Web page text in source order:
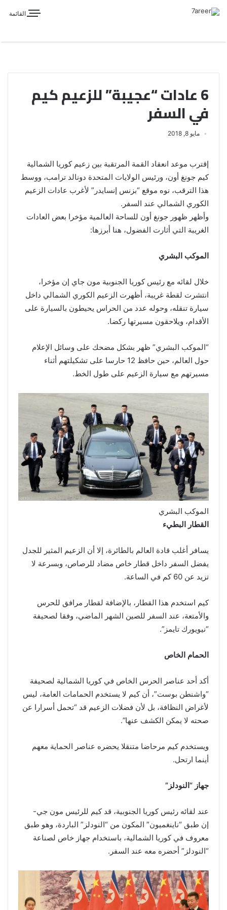
القائمة
6 عادات “عجيبة” للزعيم كيم
في السفر
مايو 8, 2018
إقترب موعد انعقاد القمة المرتقبة بين زعيم كوريا الشمالية
كيم جونغ أون، ورئيس الولايات المتحدة دونالد ترامب، ووسط
هذا الترقب، نوه موقع “بزنس إنسايدر” لأغرب عادات الزعيم
الكوري الشمالي عند السفر.
وأظهر ظهور جونغ أون للساحة العالمية مؤخرا بعض العادات
الغريبة التي أثارت الفضول، هنا أبرزها:
الموكب البشري
خلال لقائه مع رئيس كوريا الجنوبية مون جاي إن مؤخرا،
انتشرت لقطة غريبة، أظهرت الزعيم الكوري الشمالي داخل
سيارة تنقله، وحوله عدد من الحراس يحيطون بالسيارة على
الأقدام، ويلاحقون مسيرتها ركضا.
“الموكب البشري” ظهر بشكل مضحك على وسائل الإعلام
حول العالم، حين حافظ 12 حارسا على تشكيلتهم أثناء
مسيرتهم مع سيارة الزعيم على طول الخط.
الموكب البشري
القطار البطيء
يسافر أغلب قادة العالم بالطائرة، إلا أن الزعيم المثير للجدل
يفضل السفر داخل قطار خاص مضاد للرصاص، وبسرعة لا
تزيد عن 60 كم في الساعة.
كيم استخدم هذا القطار، بالإضافة لقطار مرافق للحرس
والأمتعة، عند السفر للصين الشهر الماضي، وفقا لصحيفة
“نيويورك تايمز”.
الحمام الخاص
أكد أحد عناصر الحرس الخاص في كوريا الشمالية لصحيفة
“واشنطن بوست”، أن كيم لا يستخدم الحمامات العامة، ليس
لأغراض النظافة، بل لأن فضلات الزعيم قد “تحمل أسرارا عن
صحته لا يمكن الكشف عنها”.
ويستخدم كيم مرحاضا متنقلا يحضره عناصر الحماية معهم
أينما ارتحل.
جهاز “النودلز”
عند لقائه رئيس كوريا الجنوبية، قد كيم للرئيس مون جي-
إن طبق “ناينغميون” المكون من “النودلز” الباردة، وهو طبق
معروف في كوريا الشمالية، باستخدام جهاز خاص لصناعة
“النودلز” أحضره معه عند السفر.